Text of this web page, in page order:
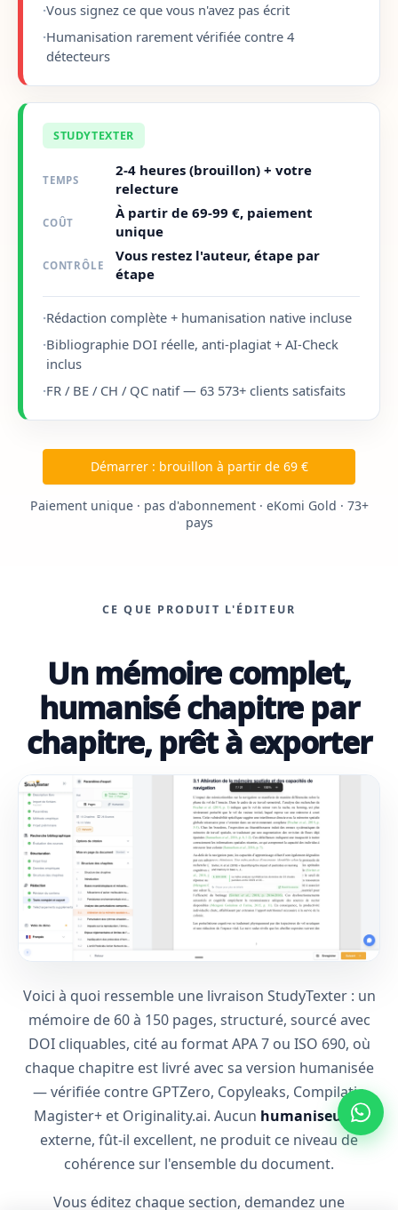
·Vous signez ce que vous n'avez pas écrit
·Humanisation rarement vérifiée contre 4
détecteurs
STUDYTEXTER
TEMPS
2-4 heures (brouillon) + votre
relecture
COÛT
À partir de 69-99 €, paiement
unique
CONTRÔLE
Vous restez l'auteur, étape par
étape
·Rédaction complète + humanisation native incluse
·Bibliographie DOI réelle, anti-plagiat + AI-Check
inclus
·FR / BE / CH / QC natif — 63 573+ clients satisfaits
Démarrer : brouillon à partir de 69 €
Paiement unique · pas d'abonnement · eKomi Gold · 73+
pays
CE QUE PRODUIT L'ÉDITEUR
Un mémoire complet,
humanisé chapitre par
chapitre, prêt à exporter
Voici à quoi ressemble une livraison StudyTexter : un
mémoire de 60 à 150 pages, structuré, sourcé avec
DOI cliquables, cité au format APA 7 ou ISO 690, où
chaque chapitre est livré avec sa version humanisée
— vérifiée contre GPTZero, Copyleaks, Compilatio
Magister+ et Originality.ai. Aucun humaniseur ia
externe, fût-il excellent, ne produit ce niveau de
cohérence sur l'ensemble du document.
Vous éditez chaque section, demandez une